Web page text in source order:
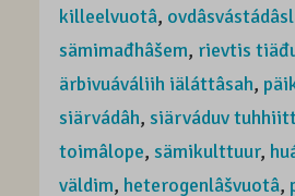
killeelvuotâ,
sämimađhâšem, rievtis
ärbivuáváliih iäláttâsah,
siärvádâh, siärváduv
toimâlope, sämikulttuur,
väldim, heterogenlâšvuotâ,